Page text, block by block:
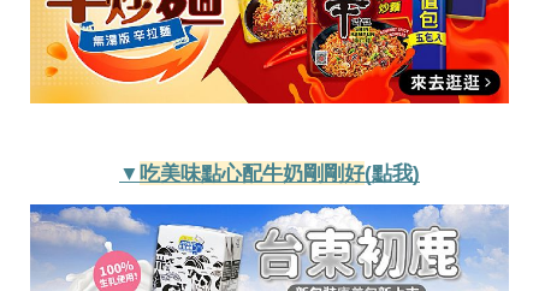
▼吃美味點心配牛奶剛剛好(點我)